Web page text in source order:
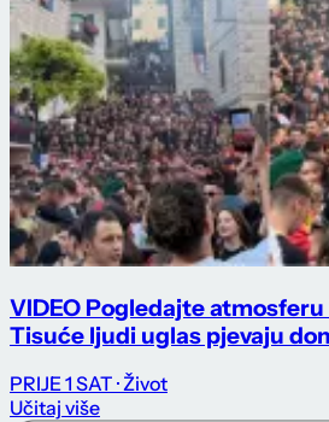
VIDEO Pogledajte
Tisuće ljudi uglas pjevaju
PRIJE 1 SAT · Život
Učitaj više